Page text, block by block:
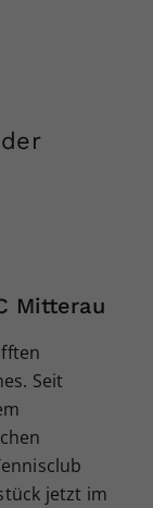
Mitterau
Seit
jetzt im